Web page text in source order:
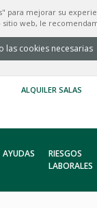
para mejorar su
web, le
las cookies necesarias
ALQUILER SALAS
AYUDAS
RIESGOS
LABORALES